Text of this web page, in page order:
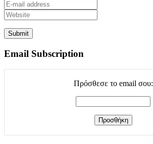
Email Subscription
Πρόσθεσε το email σου: